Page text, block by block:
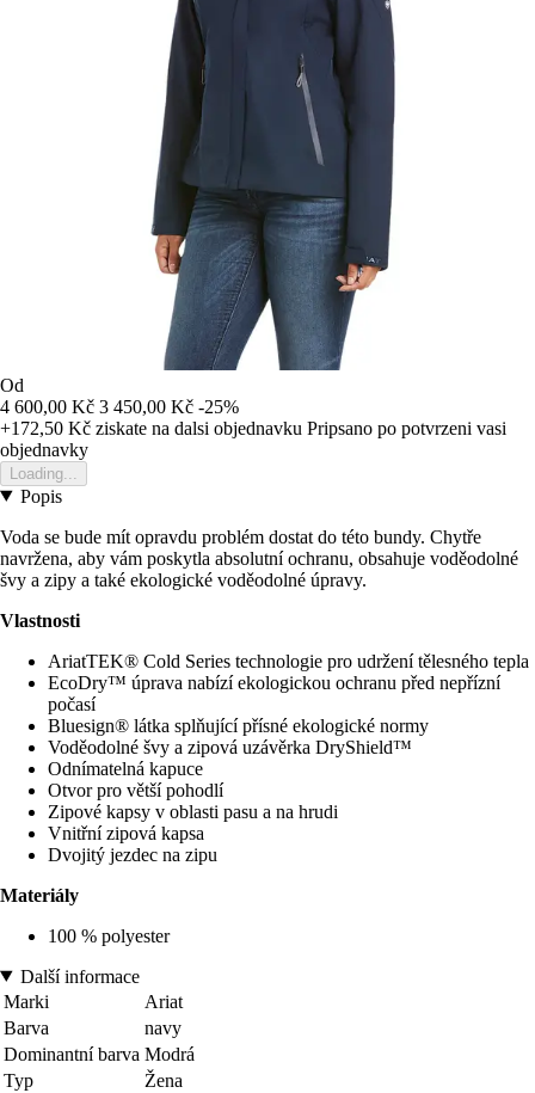
Od
4 600,00 Kč 3 450,00 Kč -25%
+172,50 Kč ziskate na dalsi objednavku Pripsano po potvrzeni vasi
objednavky
Loading...
Popis
Voda se bude mít opravdu problém dostat do této bundy. Chytře
navržena, aby vám poskytla absolutní ochranu, obsahuje voděodolné
švy a zipy a také ekologické voděodolné úpravy.
Vlastnosti
AriatTEK® Cold Series technologie pro udržení tělesného tepla
EcoDry™ úprava nabízí ekologickou ochranu před nepřízní
počasí
Bluesign® látka splňující přísné ekologické normy
Voděodolné švy a zipová uzávěrka DryShield™
Odnímatelná kapuce
Otvor pro větší pohodlí
Zipové kapsy v oblasti pasu a na hrudi
Vnitřní zipová kapsa
Dvojitý jezdec na zipu
Materiály
100 % polyester
Další informace
Marki
Ariat
Barva
navy
Dominantní barva Modrá
Typ
Žena